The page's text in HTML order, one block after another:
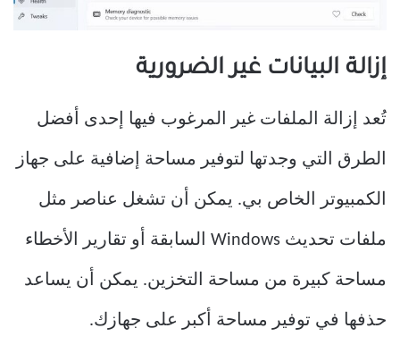
إزالة البيانات غير الضرورية
تُعد إزالة الملفات غير المرغوب فيها إحدى أفضل
الطرق التي وجدتها لتوفير مساحة إضافية على جهاز
الكمبيوتر الخاص بي. يمكن أن تشغل عناصر مثل
ملفات تحديث Windows السابقة أو تقارير الأخطاء
مساحة كبيرة من مساحة التخزين. يمكن أن يساعد
حذفها في توفير مساحة أكبر على جهازك.